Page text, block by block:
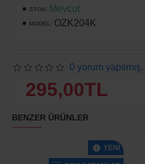
STOK: Mevcut
MODEL: OZK204K
0 yorum yapılmış.
295,00TL
BENZER ÜRÜNLER
YENI